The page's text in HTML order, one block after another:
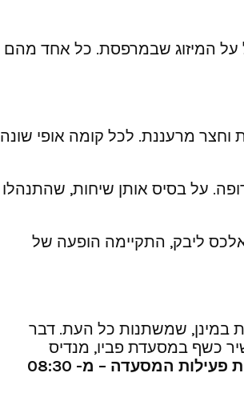
על המיזוג שבמרפסת. כל אחד מהם
בעל שלוש קומות וחצר מרעננת. לכל קומה אופי שונה
על בסיס אותן שיחות, שהתנהלו
אלכס ליבק, התקיימה הופעה של
במינן, שמשתנות כל העת. דבר
כשף במסעדת פביו, מנדיס
שעות פעילות המסעדה – מ- 08:30